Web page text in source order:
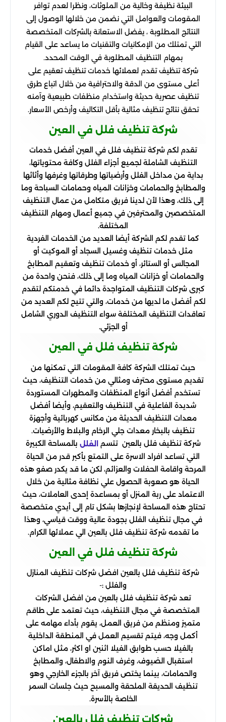
البيئة نظيفة وخالية من الملوثات، ونظرا لعدم توافر
المقومات والعوامل التي نضمن من خلالها الوصول إلى
النتائج المطلوبة ، يفضل الاستعانة بالشركات المتخصصة
التي تمتلك من الإمكانيات والتقنيات ما يساعد على القيام
بمهام التنظيف المطلوبة في الوقت المحدد.
شركة تنظيف تقدم لعملائها خدمات تنظيف تعقيم على
أعلى مستوى من الدقة والاحترافية من خلال اتباع طرق
تنظيف عصرية حديثة واستخدام منظفات طبيعية وآمنه
تحقق نتائج تنظيف مثالية بأقل التكاليف وأرخص الأسعار.
شركة تنظيف فلل في العين
تقدم لكم شركة تنظيف فلل في العين أفضل خدمات
التنظيف الشاملة لجميع أجزاء الفلل وكافة محتوياتها،
بداية من مداخل الفلل وأرضياتها وطرقاتها وغرفها وأثاثها
والمطابخ والحمامات وخزانات المياه وحمامات السباحة وما
إلى ذلك، وهذا لأن لدينا فريق متكامل من عمال التنظيف
المتخصصين والمحترفين في جميع أعمال ومهام التنظيف
المختلفة.
كما تقدم لكم الشركة أيضا العديد من الخدمات الفردية
مثل خدمات تنظيف وغسيل السجاد أو الموكيت أو
المجالس أو الستائر، أو خدمات تنظيف وتعقيم المطابخ
والحمامات أو خزانات المياه وما إلى ذلك، فنحن واحدة من
كبرى شركات التنظيف المتواجدة دائما في خدمتكم لتقدم
لكم أفضل ما لديها من خدمات، والتي تتيح لكم العديد من
تعاقدات التنظيف المختلفة سواء التنظيف الدوري الشامل
أو الجزئي.
شركة تنظيف فلل في العين
حيث تمتلك الشركة كافة المقومات التي تمكنها من
تقديم مستوى محترف ومثالي من خدمات التنظيف، حيث
تستخدم أفضل أنواع المنظفات والمطهرات المستوردة
شديدة الفاعلية في التنظيف والتعقيم، وأيضا أفضل
معدات التنظيف الحديثة من مكانس كهربائية وأجهزة
تنظيف بالبخار معدات جلي الرخام والبلاط والأرضيات.
شركة تنظيف فلل بالعين تتسم الفلل بالمساحة الكبيرة
التي تساعد افراد الاسرة على التمتع بأكبر قدر من الحياة
المرحة واقامة الحفلات والعزائم، لكن ما قد يكدر صفو هذه
الحياة هو صعوبة الحصول علي نظافة مثالية من خلال
الاعتماد على ربة المنزل أو بمساعدة إحدى العاملات، حيث
تحتاج هذه المساحة لإنجازها بشكل تام إلى أيدي متخصصة
في مجال تنظيف الفلل بجودة عالية ووقت قياسي، وهذا
ما تقدمه شركة تنظيف فلل بالعين الي عملائها الكرام.
شركة تنظيف فلل في العين
شركة تنظيف فلل بالعين افضل شركات تنظيف المنازل
والفلل :-
تعد شركة تنظيف فلل بالعين من افضل الشركات
المتخصصة في مجال التنظيف، حيث تعتمد على طاقم
متميز ومنظم من فريق العمل، يقوم بأداء مهامه على
أكمل وجه، فيتم تقسيم العمل في المنطقة الداخلية
بالفيلا حسب طوابق الفيلا اثنين او اكثر، مثل اماكن
استقبال الضيوف، وغرف النوم والاطفال، والمطابخ
والحمامات، بينما يختص فريق آخر بالجزء الخارجي وهو
تنظيف الحديقة الملحقة والمسبح حيث جلسات السمر
الخاصة بالأسرة.
شركات تنظيف فلل بالعين